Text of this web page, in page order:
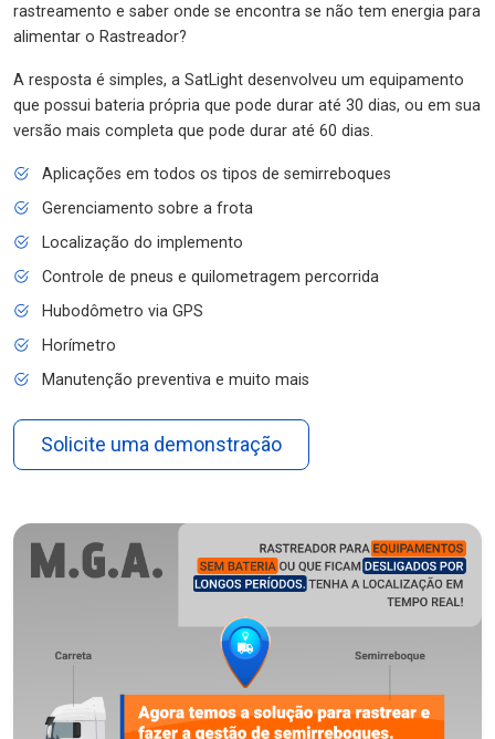
rastreamento e saber onde se encontra se não tem energia para
alimentar o Rastreador?
A resposta é simples, a SatLight desenvolveu um equipamento
que possui bateria própria que pode durar até 30 dias, ou em sua
versão mais completa que pode durar até 60 dias.
Aplicações em todos os tipos de semirreboques
Gerenciamento sobre a frota
Localização do implemento
Controle de pneus e quilometragem percorrida
Hubodômetro via GPS
Horímetro
Manutenção preventiva e muito mais
Solicite uma demonstração